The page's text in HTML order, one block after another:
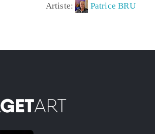
Artiste:
Patrice BRU